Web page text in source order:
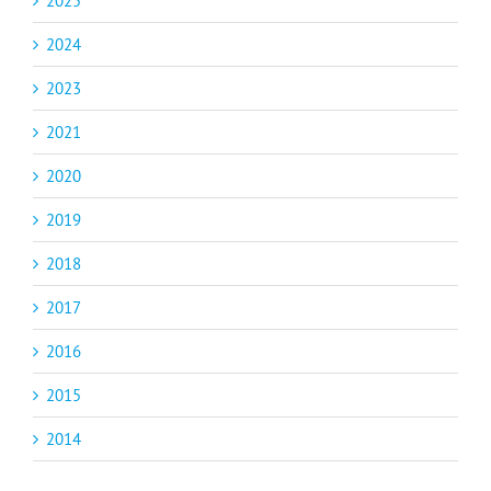
2024
2023
2021
2020
2019
2018
2017
2016
2015
2014